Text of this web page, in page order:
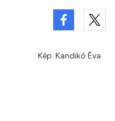
Kép: Kandikó Éva